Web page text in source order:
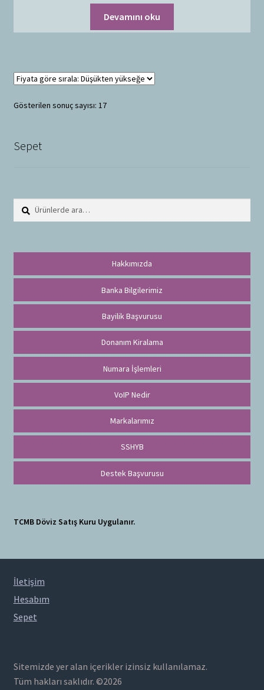
Devamını oku
Gösterilen sonuç sayısı: 17
Sepet
Ara:
Hakkımızda
Banka Bilgilerimiz
Bayilik Başvurusu
Donanım Kiralama
Numara İşlemleri
VoIP Nedir
Markalarımız
SSHYB
Destek Başvurusu
TCMB Döviz Satış Kuru Uygulanır.
İletişim
Hesabım
Sepet
Sitemizde yer alan içerikler izinsiz kullanılamaz.
Tüm hakları saklıdır. ©2026